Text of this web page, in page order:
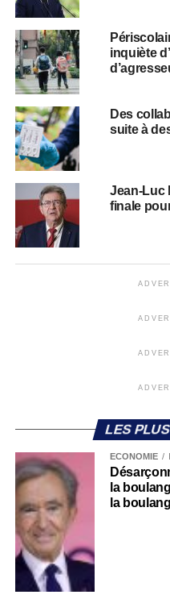
inquiète
Des
suite à
Jean-Luc
finale
LES
ECONOMIE
la
la